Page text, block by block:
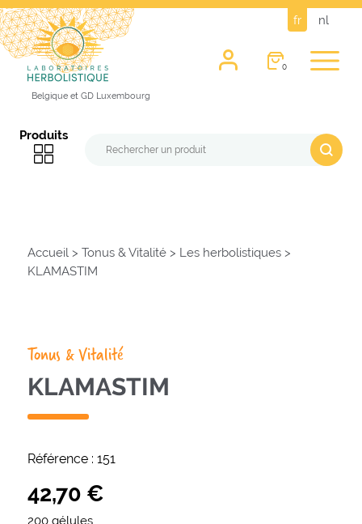
fr nl
Belgique et GD Luxembourg
0
Produits
Accueil > Tonus & Vitalité> Les herbolistiques>
KLAMASTIM
Tonus & Vitalité
KLAMASTIM
42,70 €
200 gélules
Référence : 151